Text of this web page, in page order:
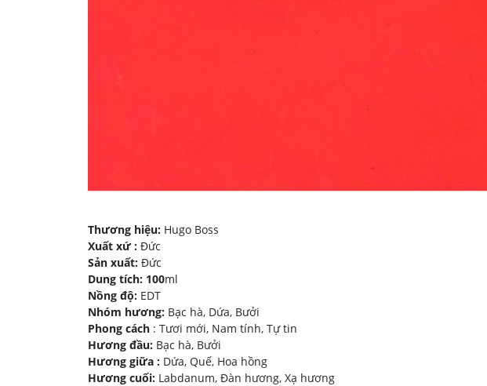
Thương hiệu: Hugo Boss
Xuất xứ : Đức
Sản xuất: Đức
Dung tích: 100ml
Nồng độ: EDT
Nhóm hương: Bạc hà, Dứa, Bưởi
Phong cách : Tươi mới, Nam tính, Tự tin
Hương đầu: Bạc hà, Bưởi
Hương giữa : Dứa, Quế, Hoa hồng
Hương cuối: Labdanum, Đàn hương, Xạ hương